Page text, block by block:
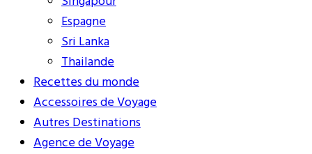
Espagne
Sri Lanka
Thailande
Recettes du monde
Accessoires de Voyage
Autres Destinations
Agence de Voyage